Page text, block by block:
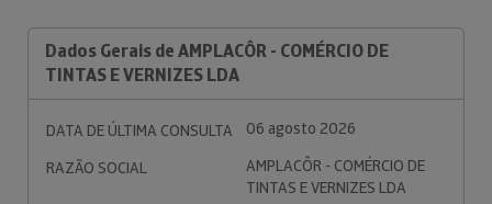
Dados Gerais de AMPLACÔR - COMÉRCIO DE
TINTAS E VERNIZES LDA
DATA DE ÚLTIMA CONSULTA
06 agosto 2026
RAZÃO SOCIAL
AMPLACÔR - COMÉRCIO DE
TINTAS E VERNIZES LDA